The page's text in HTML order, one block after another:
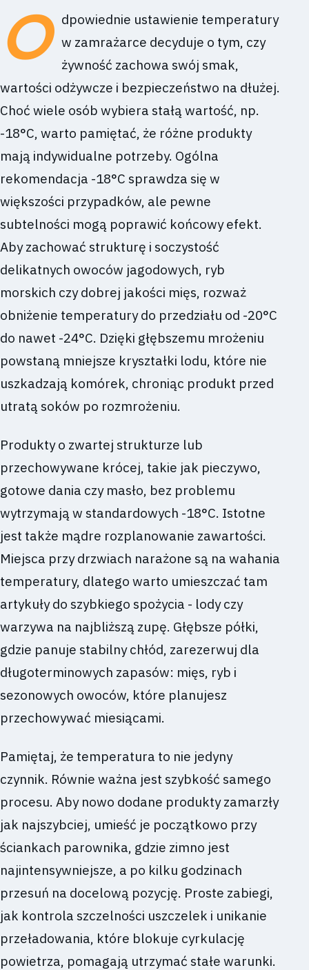
O
dpowiednie ustawienie temperatury
w zamrażarce decyduje o tym, czy
żywność zachowa swój smak,
wartości odżywcze i bezpieczeństwo na dłużej.
Choć wiele osób wybiera stałą wartość, np.
-18°C, warto pamiętać, że różne produkty
mają indywidualne potrzeby. Ogólna
rekomendacja -18°C sprawdza się w
większości przypadków, ale pewne
subtelności mogą poprawić końcowy efekt.
Aby zachować strukturę i soczystość
delikatnych owoców jagodowych, ryb
morskich czy dobrej jakości mięs, rozważ
obniżenie temperatury do przedziału od -20°C
do nawet -24°C. Dzięki głębszemu mrożeniu
powstaną mniejsze kryształki lodu, które nie
uszkadzają komórek, chroniąc produkt przed
utratą soków po rozmrożeniu.
Produkty o zwartej strukturze lub
przechowywane krócej, takie jak pieczywo,
gotowe dania czy masło, bez problemu
wytrzymają w standardowych -18°C. Istotne
jest także mądre rozplanowanie zawartości.
Miejsca przy drzwiach narażone są na wahania
temperatury, dlatego warto umieszczać tam
artykuły do szybkiego spożycia - lody czy
warzywa na najbliższą zupę. Głębsze półki,
gdzie panuje stabilny chłód, zarezerwuj dla
długoterminowych zapasów: mięs, ryb i
sezonowych owoców, które planujesz
przechowywać miesiącami.
Pamiętaj, że temperatura to nie jedyny
czynnik. Równie ważna jest szybkość samego
procesu. Aby nowo dodane produkty zamarzły
jak najszybciej, umieść je początkowo przy
ściankach parownika, gdzie zimno jest
najintensywniejsze, a po kilku godzinach
przesuń na docelową pozycję. Proste zabiegi,
jak kontrola szczelności uszczelek i unikanie
przeładowania, które blokuje cyrkulację
powietrza, pomagają utrzymać stałe warunki.